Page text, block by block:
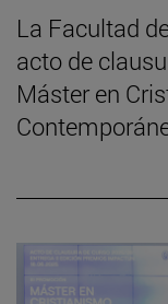
La Facultad
acto de
Máster en